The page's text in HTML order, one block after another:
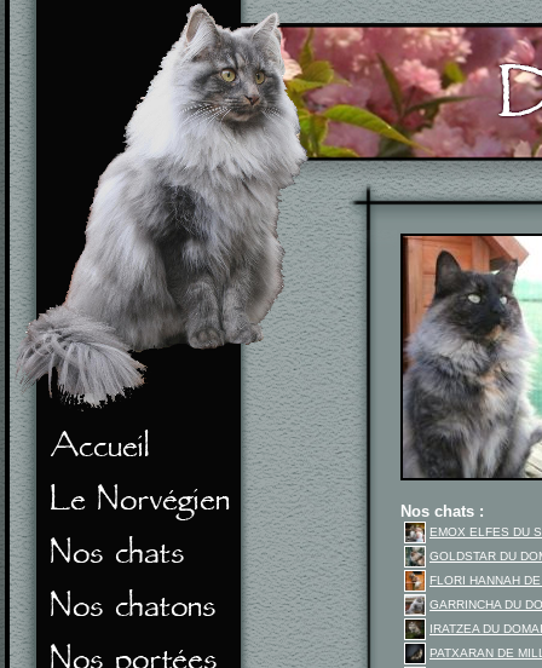
Nos chats :
EMOX ELFES DU
GOLDSTAR DU
FLORI HANNAH
GARRINCHA DU
IRATZEA DU
PATXARAN DE